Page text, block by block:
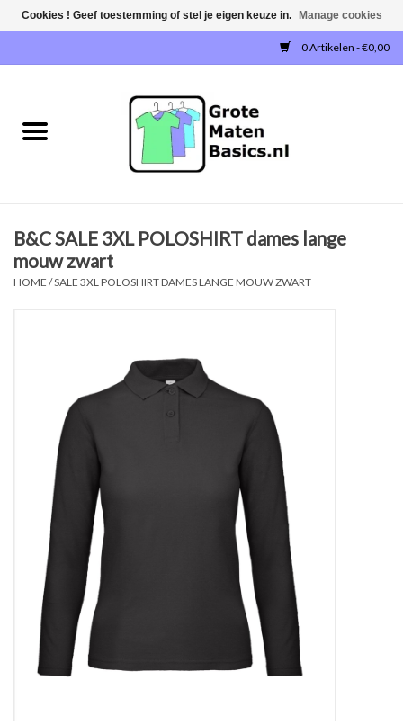
0 Artikelen - €0,00
NIEUW!
SWEATERS / SWEATVESTEN
POLOSHIRTS
OVERHEMDEN
ONDERGOED
BROEKEN / SHORTS
BODYWARMERS
DENIM / SPIJKERGOED
B&C SALE 3XL POLOSHIRT dames lange
mouw zwart
HOME /SALE 3XL POLOSHIRT DAMES LANGE MOUW ZWART
Cookies ! Geef toestemming of stel je eigen keuze in. Manage cookies